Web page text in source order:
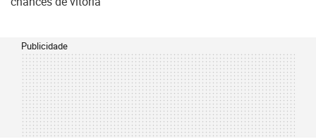
Publicidade